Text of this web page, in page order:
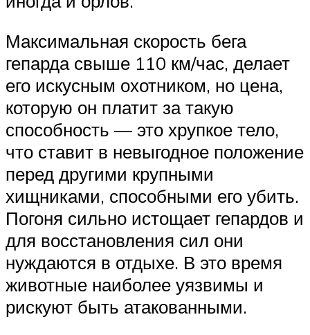
Максимальная скорость бега
гепарда свыше 110 км/час, делает
его искусным охотником, но цена,
которую он платит за такую
способность — это хрупкое тело,
что ставит в невыгодное положение
перед другими крупными
хищниками, способными его убить.
Погоня сильно истощает гепардов и
для восстановления сил они
нуждаются в отдыхе. В это время
животные наиболее уязвимы и
рискуют быть атакованными.